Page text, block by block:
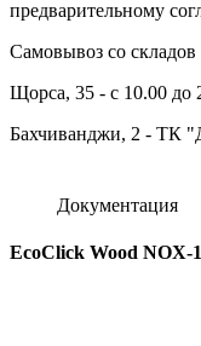
предварительному
Самовывоз со
Щорса, 35 - с 10.00 до
Бахчиванджи, 2 - ТК
Документация
EcoClick Wood NOX-